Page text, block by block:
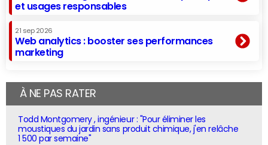
et usages responsables
21 sep 2026
Web analytics : booster ses performances
marketing
À NE PAS RATER
Todd Montgomery , ingénieur : "Pour éliminer les
moustiques du jardin sans produit chimique, j'en relâche
1 500 par semaine"